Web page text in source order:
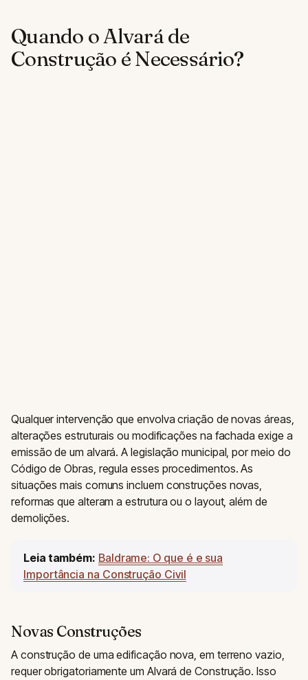
Quando o Alvará de
Construção é Necessário?
Qualquer intervenção que envolva criação de novas áreas,
alterações estruturais ou modificações na fachada exige a
emissão de um alvará. A legislação municipal, por meio do
Código de Obras, regula esses procedimentos. As
situações mais comuns incluem construções novas,
reformas que alteram a estrutura ou o layout, além de
demolições.
Leia também: Baldrame: O que é e sua
Importância na Construção Civil
Novas Construções
A construção de uma edificação nova, em terreno vazio,
requer obrigatoriamente um Alvará de Construção. Isso